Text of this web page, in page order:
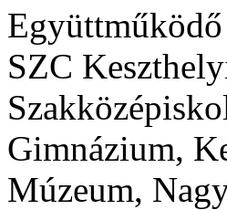
Együttműködő
SZC
Gimnázium,
Múzeum,